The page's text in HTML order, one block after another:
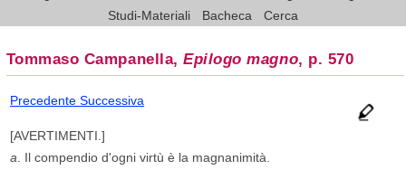
Studi-Materiali
Bacheca Cerca
Tommaso Campanella,Epilogo magno, p. 570
PrecedenteSuccessiva
[AVERTIMENTI.]
a. Il compendio d'ogni virtù è la magnanimità.